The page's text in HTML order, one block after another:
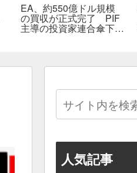
EA、約550億ドル規模
の買収が正式完了 PIF
主導の投資家連合傘下で
人気記事